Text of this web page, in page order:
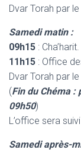
Dvar Torah par le
Samedi matin :
09h15 : Cha’harit.
11h15 : Office
Dvar Torah par le
(Fin du Chéma :
09h50)
L’office sera
Samedi après-